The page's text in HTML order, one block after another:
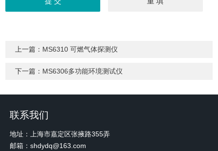
上一篇： MS6310 可燃气体探测仪
下一篇： MS6306多功能环境测试仪
联系我们
地址：上海市嘉定区张掖路355弄
邮箱：shdydq@163.com